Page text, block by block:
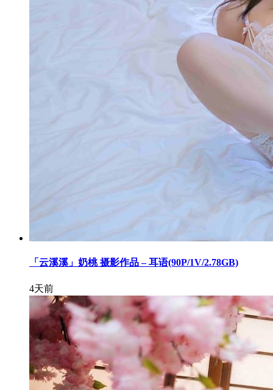
「云溪溪」奶桃 摄影作品 – 耳语(90P/1V/2.78GB)
4天前